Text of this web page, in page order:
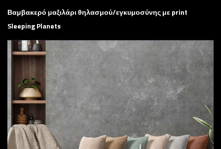
Βαμβακερό μαξιλάρι θηλασμού/εγκυμοσύνης με print
Sleeping Planets